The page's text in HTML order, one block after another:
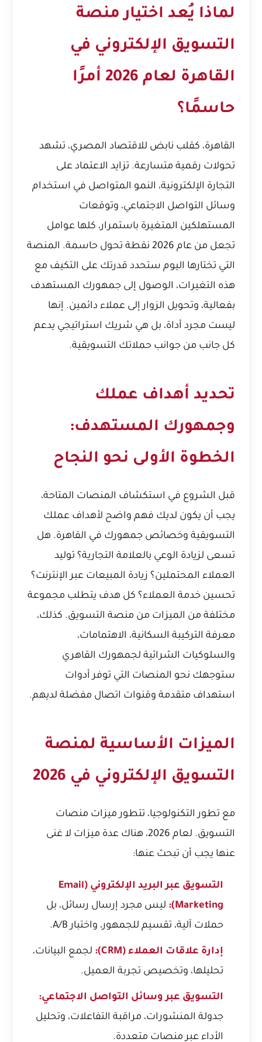
لماذا يُعد اختيار منصة
التسويق الإلكتروني في
القاهرة لعام 2026 أمرًا
حاسمًا؟
القاهرة، كقلب نابض للاقتصاد المصري، تشهد
تحولات رقمية متسارعة. تزايد الاعتماد على
التجارة الإلكترونية، النمو المتواصل في استخدام
وسائل التواصل الاجتماعي، وتوقعات
المستهلكين المتغيرة باستمرار، كلها عوامل
تجعل من عام 2026 نقطة تحول حاسمة. المنصة
التي تختارها اليوم ستحدد قدرتك على التكيف مع
هذه التغيرات، الوصول إلى جمهورك المستهدف
بفعالية، وتحويل الزوار إلى عملاء دائمين. إنها
ليست مجرد أداة، بل هي شريك استراتيجي يدعم
كل جانب من جوانب حملاتك التسويقية.
تحديد أهداف عملك
وجمهورك المستهدف:
الخطوة الأولى نحو النجاح
قبل الشروع في استكشاف المنصات المتاحة،
يجب أن يكون لديك فهم واضح لأهداف عملك
التسويقية وخصائص جمهورك في القاهرة. هل
تسعى لزيادة الوعي بالعلامة التجارية؟ توليد
العملاء المحتملين؟ زيادة المبيعات عبر الإنترنت؟
تحسين خدمة العملاء؟ كل هدف يتطلب مجموعة
مختلفة من الميزات من منصة التسويق. كذلك،
معرفة التركيبة السكانية، الاهتمامات،
والسلوكيات الشرائية لجمهورك القاهري
ستوجهك نحو المنصات التي توفر أدوات
استهداف متقدمة وقنوات اتصال مفضلة لديهم.
الميزات الأساسية لمنصة
التسويق الإلكتروني في 2026
مع تطور التكنولوجيا، تتطور ميزات منصات
التسويق. لعام 2026، هناك عدة ميزات لا غنى
عنها يجب أن تبحث عنها:
التسويق عبر البريد الإلكتروني (Email
Marketing):
ليس مجرد إرسال رسائل، بل
حملات آلية، تقسيم للجمهور، واختبار A/B.
إدارة علاقات العملاء (CRM):
لجمع البيانات،
تحليلها، وتخصيص تجربة العميل.
التسويق عبر وسائل التواصل الاجتماعي:
جدولة المنشورات، مراقبة التفاعلات، وتحليل
الأداء عبر منصات متعددة.